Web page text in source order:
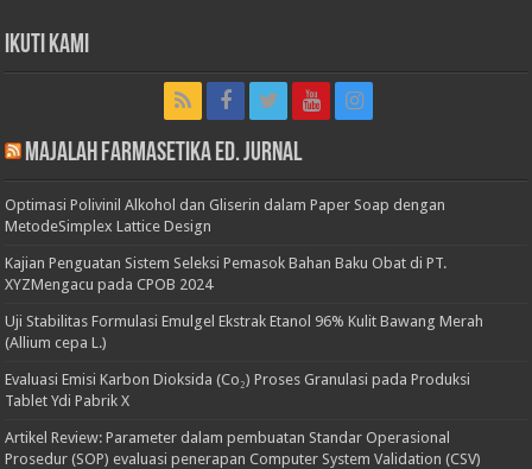
Ikuti Kami
Majalah Farmasetika Ed. Jurnal
Optimasi Polivinil Alkohol dan Gliserin dalam Paper Soap dengan
MetodeSimplex Lattice Design
Kajian Penguatan Sistem Seleksi Pemasok Bahan Baku Obat di PT.
XYZMengacu pada CPOB 2024
Uji Stabilitas Formulasi Emulgel Ekstrak Etanol 96% Kulit Bawang Merah
(Allium cepa L.)
Evaluasi Emisi Karbon Dioksida (Co₂) Proses Granulasi pada Produksi
Tablet Ydi Pabrik X
Artikel Review: Parameter dalam pembuatan Standar Operasional
Prosedur (SOP) evaluasi penerapan Computer System Validation (CSV)